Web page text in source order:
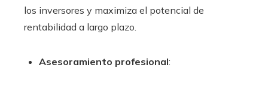
los inversores y maximiza el potencial de
rentabilidad a largo plazo.
Asesoramiento profesional: